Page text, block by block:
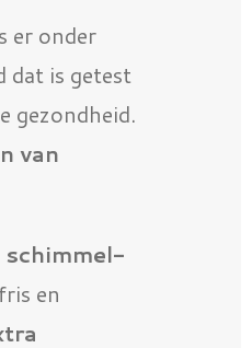
er onder
dat is getest
gezondheid.
van
schimmel-
en